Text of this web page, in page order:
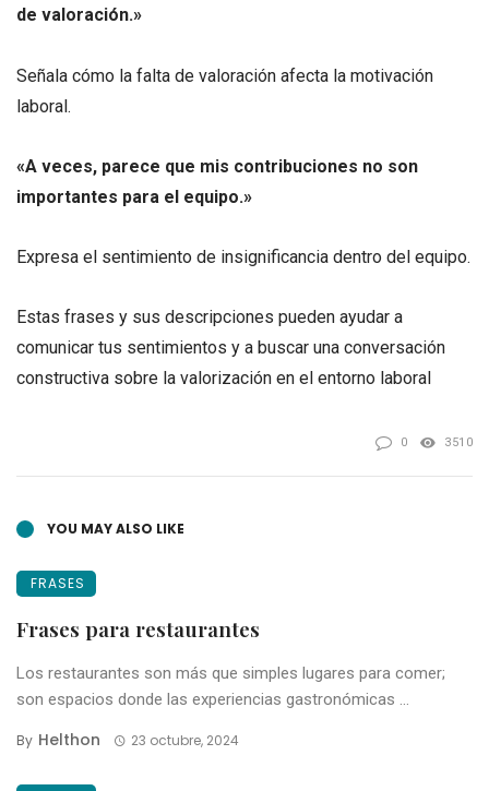
de valoración.»
Señala cómo la falta de valoración afecta la motivación
laboral.
«A veces, parece que mis contribuciones no son
importantes para el equipo.»
Expresa el sentimiento de insignificancia dentro del equipo.
Estas frases y sus descripciones pueden ayudar a
comunicar tus sentimientos y a buscar una conversación
constructiva sobre la valorización en el entorno laboral
0 3510
YOU MAY ALSO LIKE
FRASES
Frases para restaurantes
Los restaurantes son más que simples lugares para comer;
son espacios donde las experiencias gastronómicas ...
By Helthon 23 octubre, 2024